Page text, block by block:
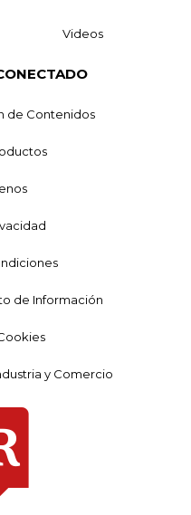
Videos
de Contenidos
de Información
y Comercio